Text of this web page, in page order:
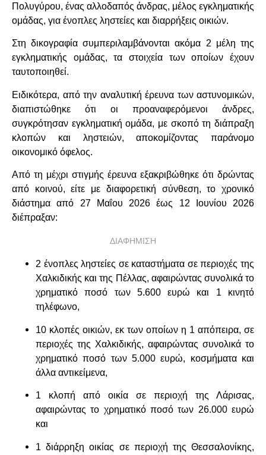
Πολυγύρου, ένας αλλοδαπός άνδρας, μέλος εγκληματικής
ομάδας, για ένοπλες ληστείες και διαρρήξεις οικιών.
Στη δικογραφία συμπεριλαμβάνονται ακόμα 2 μέλη της
εγκληματικής ομάδας, τα στοιχεία των οποίων έχουν
ταυτοποιηθεί.
Ειδικότερα, από την αναλυτική έρευνα των αστυνομικών,
διαπιστώθηκε ότι οι προαναφερόμενοι άνδρες,
συγκρότησαν εγκληματική ομάδα, με σκοπό τη διάπραξη
κλοπών και ληστειών, αποκομίζοντας παράνομο
οικονομικό όφελος.
Από τη μέχρι στιγμής έρευνα εξακριβώθηκε ότι δρώντας
από κοινού, είτε με διαφορετική σύνθεση, το χρονικό
διάστημα από 27 Μαΐου 2026 έως 12 Ιουνίου 2026
διέπραξαν:
ΔΙΑΦΗΜΙΣΗ
2 ένοπλες ληστείες σε καταστήματα σε περιοχές της
Χαλκιδικής και της Πέλλας, αφαιρώντας συνολικά το
χρηματικό ποσό των 5.600 ευρώ και 1 κινητό
τηλέφωνο,
10 κλοπές οικιών, εκ των οποίων η 1 απόπειρα, σε
περιοχές της Χαλκιδικής, αφαιρώντας συνολικά το
χρηματικό ποσό των 5.000 ευρώ, κοσμήματα και
άλλα αντικείμενα,
1 κλοπή από οικία σε περιοχή της Λάρισας,
αφαιρώντας το χρηματικό ποσό των 26.000 ευρώ
και
1 διάρρηξη οικίας σε περιοχή της Θεσσαλονίκης,